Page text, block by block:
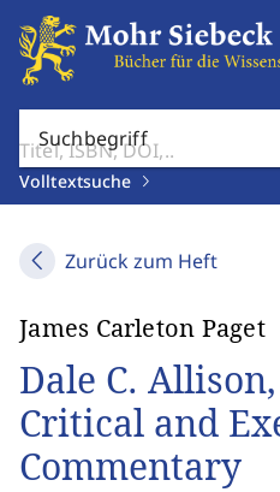
Suchbegriff
Volltextsuche
Zurück zum Heft
James Carleton Paget
Dale C.
Critical and
Commentary